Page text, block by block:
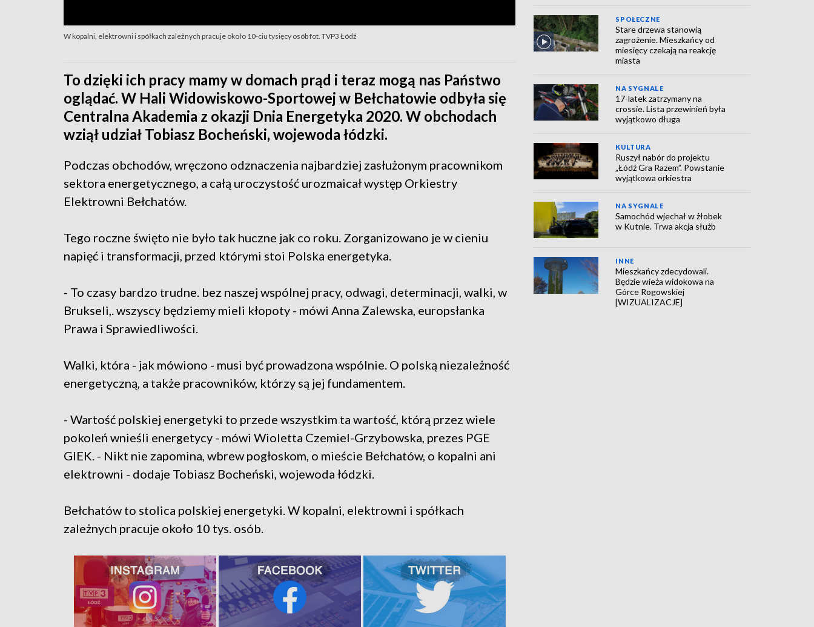
W kopalni, elektrowni i spółkach zależnych pracuje około 10-ciu tysięcy osób fot. TVP3 Łódź
To dzięki ich pracy mamy w domach prąd i teraz mogą nas Państwo
oglądać. W Hali Widowiskowo-Sportowej w Bełchatowie odbyła się
Centralna Akademia z okazji Dnia Energetyka 2020. W obchodach
wziął udział Tobiasz Bocheński, wojewoda łódzki.
Podczas obchodów, wręczono odznaczenia najbardziej zasłużonym pracownikom
sektora energetycznego, a całą uroczystość urozmaicał występ Orkiestry
Elektrowni Bełchatów.
Tego roczne święto nie było tak huczne jak co roku. Zorganizowano je w cieniu
napięć i transformacji, przed którymi stoi Polska energetyka.
- To czasy bardzo trudne. bez naszej wspólnej pracy, odwagi, determinacji, walki, w
Brukseli,. wszyscy będziemy mieli kłopoty - mówi Anna Zalewska, europsłanka
Prawa i Sprawiedliwości.
Walki, która - jak mówiono - musi być prowadzona wspólnie. O polską niezależność
energetyczną, a także pracowników, którzy są jej fundamentem.
- Wartość polskiej energetyki to przede wszystkim ta wartość, którą przez wiele
pokoleń wnieśli energetycy - mówi Wioletta Czemiel-Grzybowska, prezes PGE
GIEK. - Nikt nie zapomina, wbrew pogłoskom, o mieście Bełchatów, o kopalni ani
elektrowni - dodaje Tobiasz Bocheński, wojewoda łódzki.
Bełchatów to stolica polskiej energetyki. W kopalni, elektrowni i spółkach
zależnych pracuje około 10 tys. osób.
SPOŁECZNE
Stare drzewa stanowią
zagrożenie. Mieszkańcy od
miesięcy czekają na reakcję
miasta
NA SYGNALE
17-latek zatrzymany na
crossie. Lista przewinień była
wyjątkowo długa
KULTURA
Ruszył nabór do projektu
„Łódź Gra Razem”. Powstanie
wyjątkowa orkiestra
NA SYGNALE
Samochód wjechał w żłobek
w Kutnie. Trwa akcja służb
INNE
Mieszkańcy zdecydowali.
Będzie wieża widokowa na
Górce Rogowskiej
[WIZUALIZACJE]